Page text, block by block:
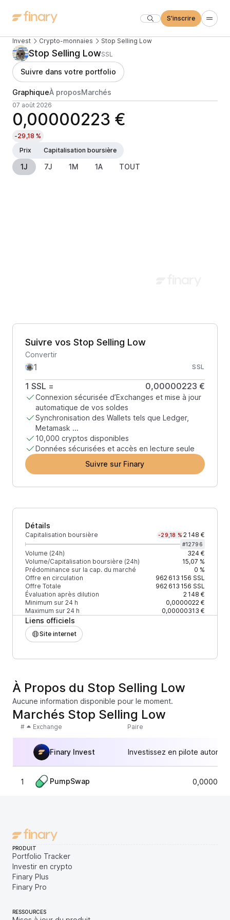
S'inscrire
Invest Crypto-monnaies Stop Selling Low
Stop Selling LowSSL
Suivre dans votre portfolio
GraphiqueÀ proposMarchés
07 août 2026
0,00000223 €
-29,18 %
Prix
Capitalisation boursière
1J 7J 1M 1A TOUT
Suivre vos Stop Selling Low
Convertir
SSL
1 SSL = 0,00000223 €
Connexion sécurisée d’Exchanges et mise à jour
automatique de vos soldes
Synchronisation des Wallets tels que Ledger,
Metamask ...
10,000 cryptos disponibles
Données sécurisées et accès en lecture seule
Suivre sur Finary
Détails
Capitalisation boursière -29,18 % 2 148 €
#12796
Volume (24h)
324 €
Volume/Capitalisation boursière (24h)
15,07 %
Prédominance sur la cap. du marché
0 %
Offre en circulation
962 613 156 SSL
Offre Totale
962 613 156 SSL
Évaluation après dilution
2 148 €
Minimum sur 24 h
0,0000022 €
Maximum sur 24 h
0,00000313 €
Liens officiels
Site internet
À Propos du Stop Selling Low
Aucune information disponible pour le moment.
Marchés Stop Selling Low
# Exchange Paire
Finary Invest Investissez en pilote
1 PumpSwap
PRODUIT
Portfolio Tracker
Investir en crypto
Finary Plus
Finary Pro
RESSOURCES